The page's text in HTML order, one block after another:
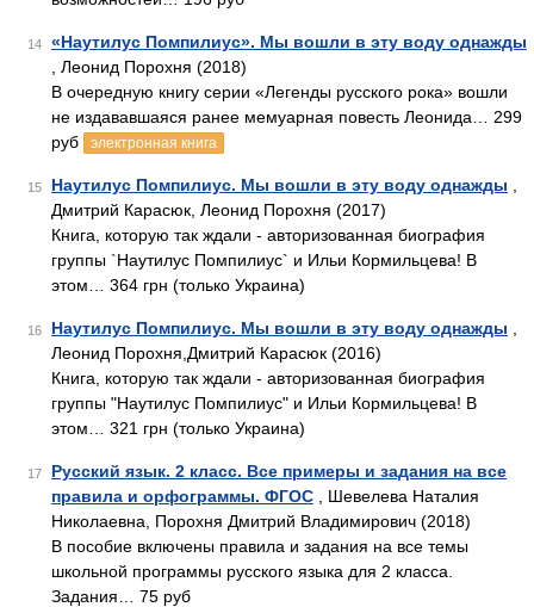
14
«Наутилус Помпилиус». Мы вошли в эту воду однажды
, Леонид Порохня (2018)
В очередную книгу серии «Легенды русского рока» вошли
не издававшаяся ранее мемуарная повесть Леонида… 299
руб
электронная книга
15 Наутилус Помпилиус. Мы вошли в эту воду однажды
Дмитрий Карасюк, Леонид Порохня (2017)
Книга, которую так ждали - авторизованная биография
группы `Наутилус Помпилиус` и Ильи Кормильцева! В
этом… 364 грн (только Украина)
16 Наутилус Помпилиус. Мы вошли в эту воду однажды
Леонид Порохня,Дмитрий Карасюк (2016)
Книга, которую так ждали - авторизованная биография
группы "Наутилус Помпилиус" и Ильи Кормильцева! В
этом… 321 грн (только Украина)
17
Русский язык. 2 класс. Все примеры и задания на все
правила и орфограммы. ФГОС , Шевелева Наталия
Николаевна, Порохня Дмитрий Владимирович (2018)
В пособие включены правила и задания на все темы
школьной программы русского языка для 2 класса.
Задания… 75 руб